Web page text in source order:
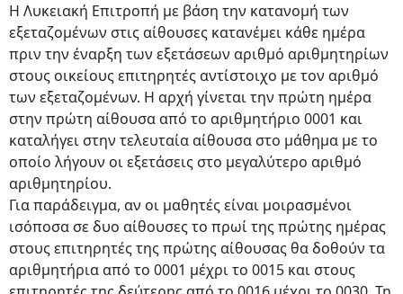
Η Λυκειακή Επιτροπή με βάση την κατανομή των
εξεταζομένων στις αίθουσες κατανέμει κάθε ημέρα
πριν την έναρξη των εξετάσεων αριθμό αριθμητηρίων
στους οικείους επιτηρητές αντίστοιχο με τον αριθμό
των εξεταζομένων. Η αρχή γίνεται την πρώτη ημέρα
στην πρώτη αίθουσα από το αριθμητήριο 0001 και
καταλήγει στην τελευταία αίθουσα στο μάθημα με το
οποίο λήγουν οι εξετάσεις στο μεγαλύτερο αριθμό
αριθμητηρίου.
Για παράδειγμα, αν οι μαθητές είναι μοιρασμένοι
ισόποσα σε δυο αίθουσες το πρωί της πρώτης ημέρας
στους επιτηρητές της πρώτης αίθουσας θα δοθούν τα
αριθμητήρια από το 0001 μέχρι το 0015 και στους